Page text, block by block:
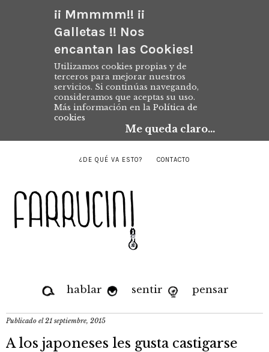
¡¡ Mmmmm!! ¡¡
Galletas !! Nos
encantan las Cookies!
Utilizamos cookies propias y de
terceros para mejorar nuestros
servicios. Si continúas navegando,
consideramos que aceptas su uso.
Más información en la Política de
cookies
Me queda claro...
¿DE QUÉ VA ESTO? CONTACTO
hablar sentir pensar
Publicado el21 septiembre, 2015
A los japoneses les gusta castigarse